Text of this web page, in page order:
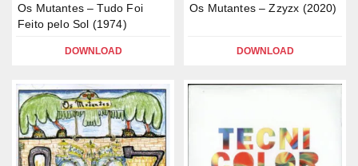
Os Mutantes – Tudo Foi
Feito pelo Sol (1974)
DOWNLOAD
Os Mutantes – Zzyzx (2020)
DOWNLOAD